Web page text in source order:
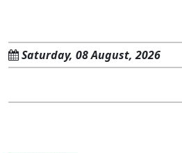
Saturday, 08 August, 2026